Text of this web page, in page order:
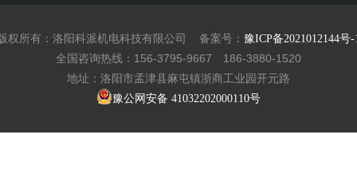
权所有：洛阳科派机电科技有限公司 备案号： 豫ICP备2021012144号-
全国咨询热线：156-3795-9667 186-3880-1520
地址：洛阳市孟津县麻屯镇浙商工业园开元路
豫公网安备 41032202000110号